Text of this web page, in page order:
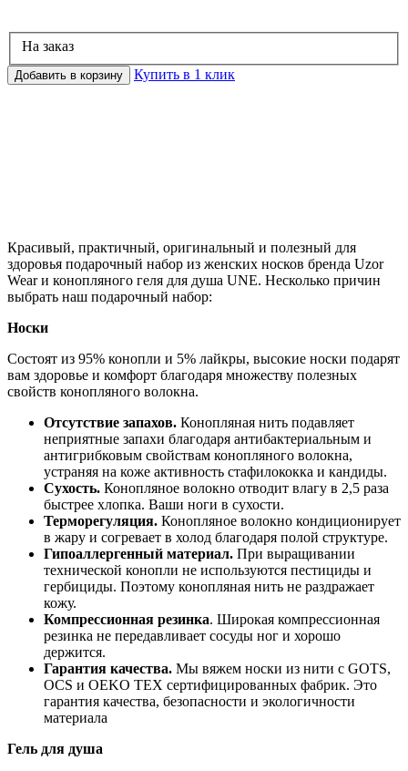
На заказ
Добавить в корзину Купить в 1 клик
Красивый, практичный, оригинальный и полезный для
здоровья подарочный набор из женских носков бренда Uzor
Wear и конопляного геля для душа UNE. Несколько причин
выбрать наш подарочный набор:
Носки
Состоят из 95% конопли и 5% лайкры, высокие носки подарят
вам здоровье и комфорт благодаря множеству полезных
свойств конопляного волокна.
Отсутствие запахов. Конопляная нить подавляет
неприятные запахи благодаря антибактериальным и
антигрибковым свойствам конопляного волокна,
устраняя на коже активность стафилококка и кандиды.
Сухость. Конопляное волокно отводит влагу в 2,5 раза
быстрее хлопка. Ваши ноги в сухости.
Терморегуляция. Конопляное волокно кондиционирует
в жару и согревает в холод благодаря полой структуре.
Гипоаллергенный материал. При выращивании
технической конопли не используются пестициды и
гербициды. Поэтому конопляная нить не раздражает
кожу.
Компрессионная резинка. Широкая компрессионная
резинка не передавливает сосуды ног и хорошо
держится.
Гарантия качества. Мы вяжем носки из нити с GOTS,
OCS и OEKO TEX сертифицированных фабрик. Это
гарантия качества, безопасности и экологичности
материала
Гель для душа